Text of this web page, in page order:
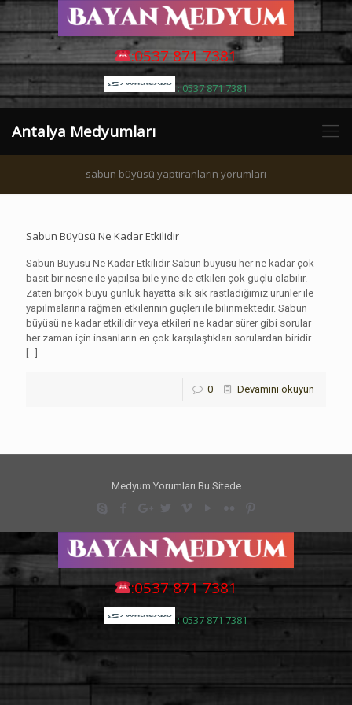
:0537 871 7381
: 0537 871 7381
Antalya Medyumları
sabun büyüsü yaptıranların yorumları
Sabun Büyüsü Ne Kadar Etkilidir
Sabun Büyüsü Ne Kadar Etkilidir Sabun büyüsü her ne kadar çok
basit bir nesne ile yapılsa bile yine de etkileri çok güçlü olabilir.
Zaten birçok büyü günlük hayatta sık sık rastladığımız ürünler ile
yapılmalarına rağmen etkilerinin güçleri ile bilinmektedir. Sabun
büyüsü ne kadar etkilidir veya etkileri ne kadar sürer gibi sorular
her zaman için insanların en çok karşılaştıkları sorulardan biridir.
[…]
0 Devamını okuyun
Medyum Yorumları Bu Sitede
:0537 871 7381
: 0537 871 7381